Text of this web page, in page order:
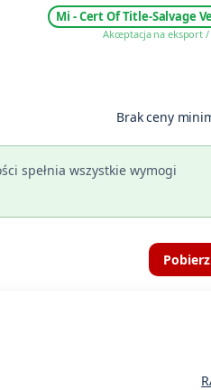
Mi - Cert Of Title-Salvage
Akceptacja na eksport /
Brak ceny
spełnia wszystkie wymogi